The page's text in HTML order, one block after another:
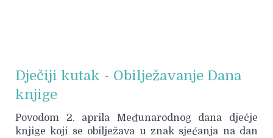
Dječiji kutak - Obilježavanje Dana
knjige
Povodom 2. aprila Međunarodnog dana dječje
knjige koji se obilježava u znak sjećanja na dan